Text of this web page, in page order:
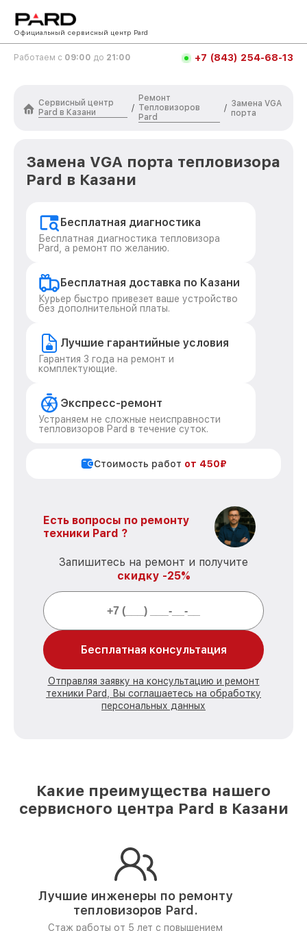
Официальный сервисный центр Pard
Работаем с 09:00 до 21:00 +7 (843) 254-68-13
Сервисный центр
Pard в Казани
/
Ремонт
Тепловизоров
Pard
/ Замена VGA
порта
Замена VGA порта тепловизора
Pard в Казани
Бесплатная диагностика
Бесплатная диагностика тепловизора
Pard, а ремонт по желанию.
Бесплатная доставка по Казани
Курьер быстро привезет ваше устройство
без дополнительной платы.
Лучшие гарантийные условия
Гарантия 3 года на ремонт и
комплектующие.
Экспресс-ремонт
Устраняем не сложные неисправности
тепловизоров Pard в течение суток.
Стоимость работ от 450₽
Есть вопросы по ремонту
техники Pard ?
Запишитесь на ремонт и получите
скидку -25%
Бесплатная консультация
Отправляя заявку на консультацию и ремонт
техники Pard, Вы соглашаетесь на обработку
персональных данных
Какие преимущества нашего
сервисного центра Pard в Казани
Лучшие инженеры по ремонту
тепловизоров Pard.
Стаж работы от 5 лет с повышением